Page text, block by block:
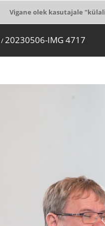
Vigane olek kasutajale
/20230506-IMG 4717